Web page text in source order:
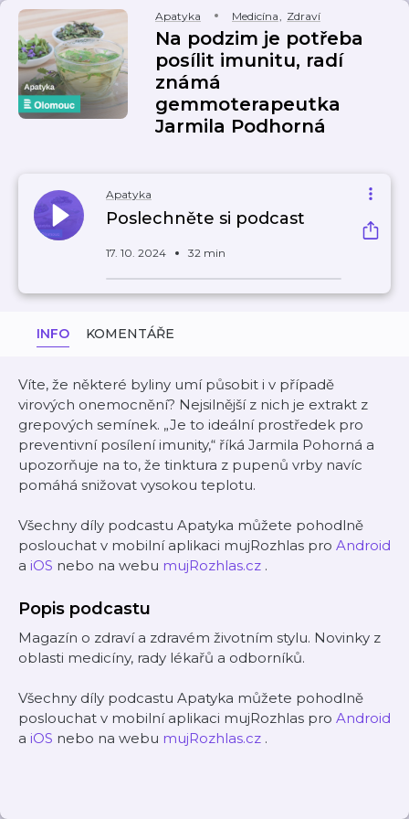
Apatyka Medicína, Zdraví
Na podzim je potřeba
posílit imunitu, radí
známá
gemmoterapeutka
Jarmila Podhorná
Apatyka
Poslechněte si podcast
17. 10. 2024 32 min
INFO KOMENTÁŘE
Víte, že některé byliny umí působit i v případě
virových onemocnění? Nejsilnější z nich je extrakt z
grepových semínek. „Je to ideální prostředek pro
preventivní posílení imunity,“ říká Jarmila Pohorná a
upozorňuje na to, že tinktura z pupenů vrby navíc
pomáhá snižovat vysokou teplotu.
Všechny díly podcastu Apatyka můžete pohodlně
poslouchat v mobilní aplikaci mujRozhlas pro Android
a iOS nebo na webu mujRozhlas.cz .
Popis podcastu
Magazín o zdraví a zdravém životním stylu. Novinky z
oblasti medicíny, rady lékařů a odborníků.
Všechny díly podcastu Apatyka můžete pohodlně
poslouchat v mobilní aplikaci mujRozhlas pro Android
a iOS nebo na webu mujRozhlas.cz .